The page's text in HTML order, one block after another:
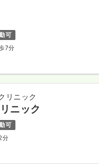
可
7分
リニック
ニック
可
分